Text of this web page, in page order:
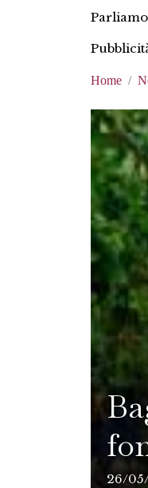
Home
26/